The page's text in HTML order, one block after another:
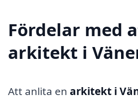
Fördelar med
arkitekt i
Att anlita en arkitekt i